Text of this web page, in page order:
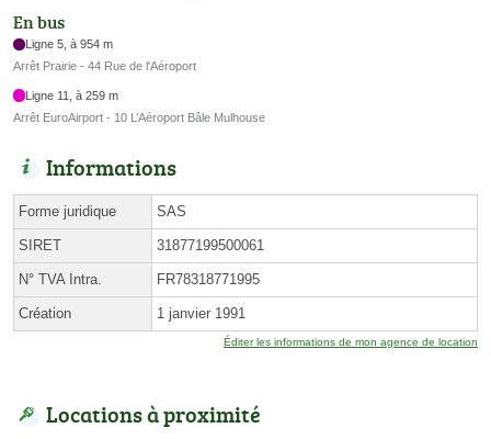
En bus
Ligne 5, à 954 m
Arrêt Prairie - 44 Rue de l'Aéroport
Ligne 11, à 259 m
Arrêt EuroAirport - 10 L’Aéroport Bâle Mulhouse
Informations
Forme juridique SAS
SIRET 31877199500061
N° TVA Intra. FR78318771995
Création 1 janvier 1991
Éditer les informations de mon agence de location
Locations à proximité